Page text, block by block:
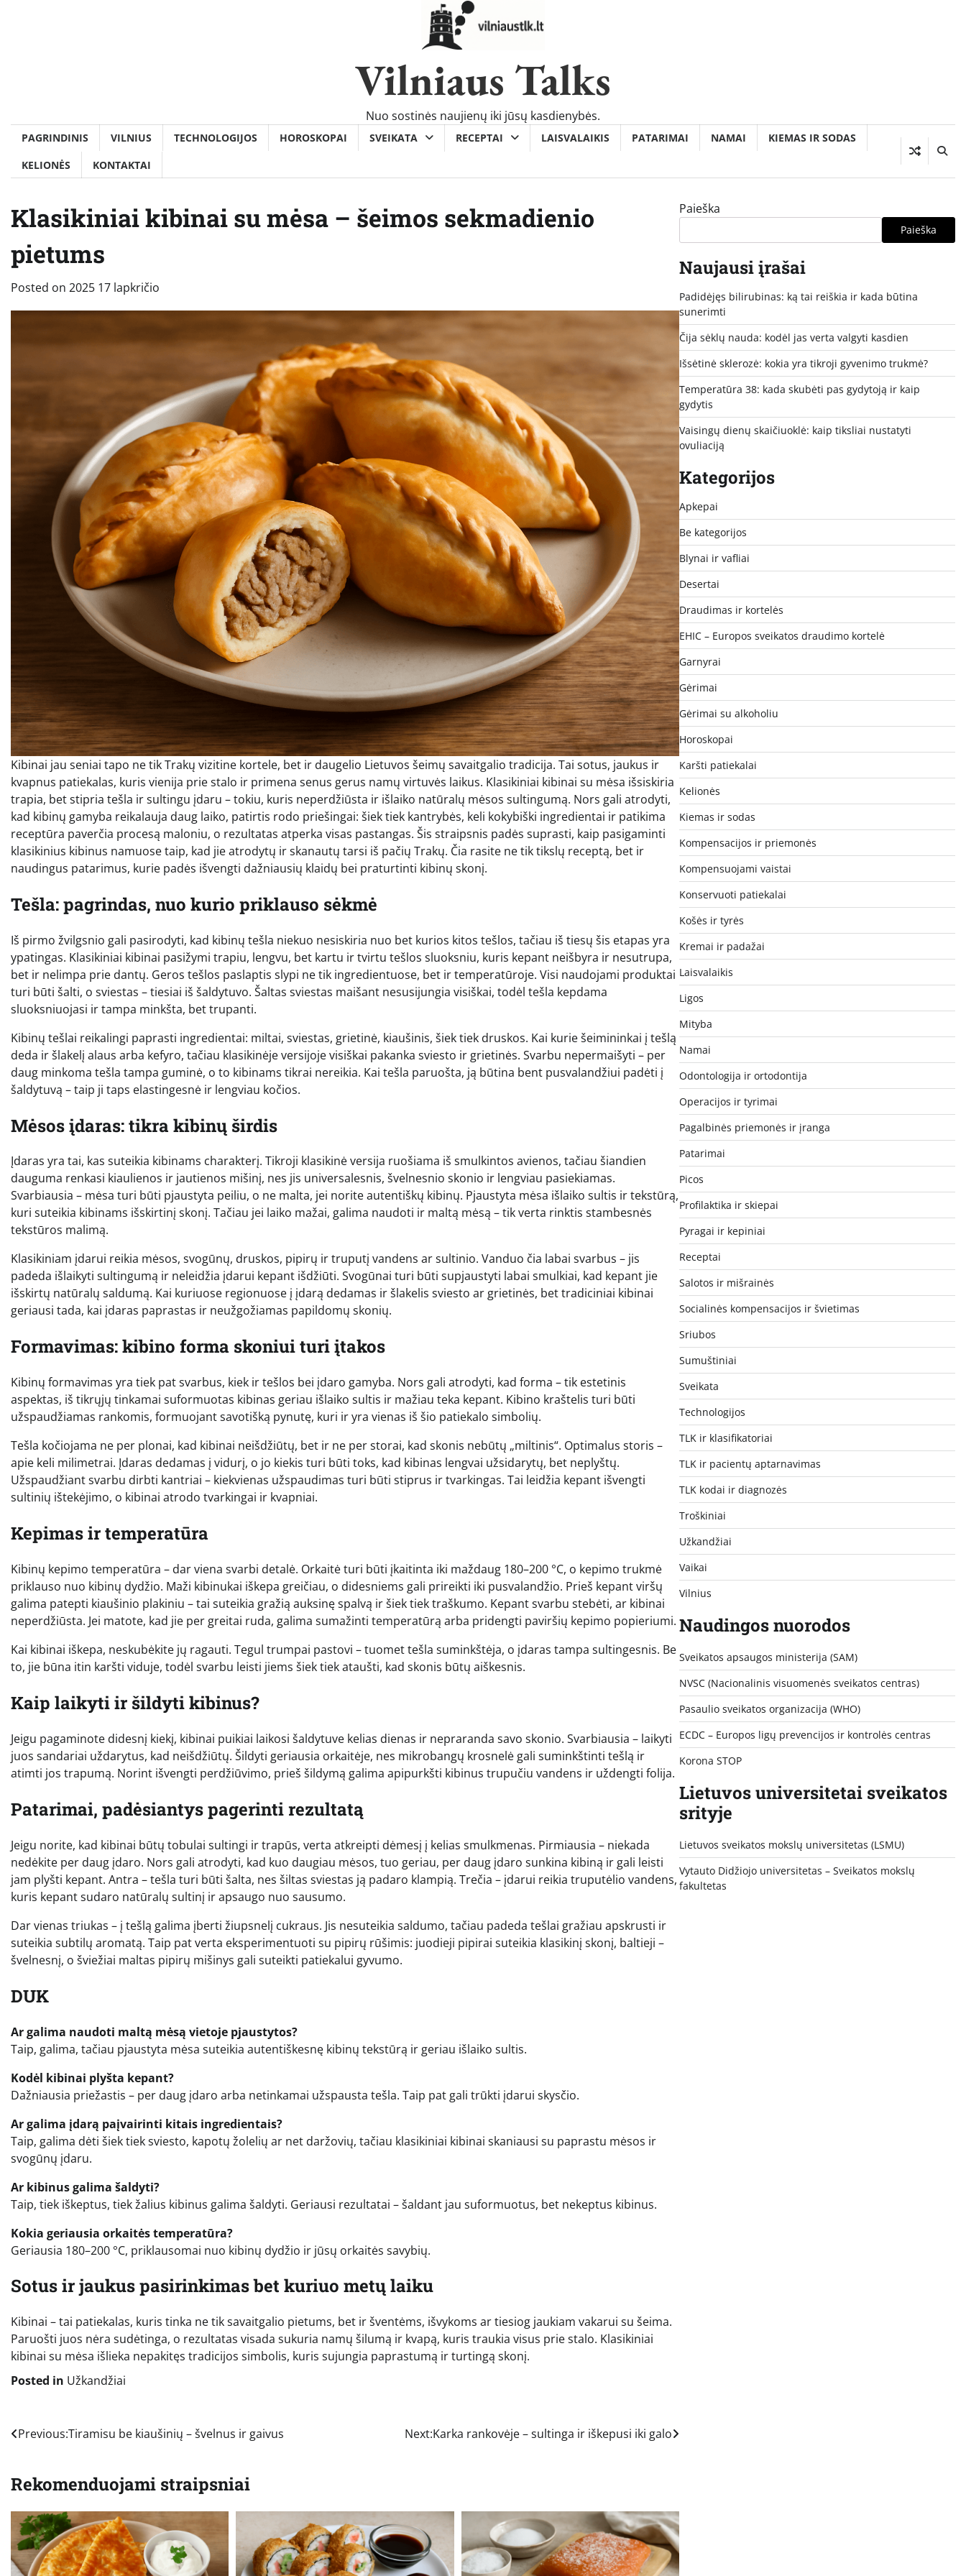
Vilniaus Talks
Nuo sostinės naujienų iki jūsų kasdienybės.
PAGRINDINIS VILNIUS TECHNOLOGIJOS HOROSKOPAI SVEIKATA RECEPTAI LAISVALAIKIS PATARIMAI NAMAI
KIEMAS IR SODAS
KELIONĖS
KONTAKTAI
Klasikiniai kibinai su mėsa – šeimos sekmadienio
pietums
Posted on 2025 17 lapkričio
Kibinai jau seniai tapo ne tik Trakų vizitine kortele, bet ir daugelio Lietuvos šeimų savaitgalio tradicija. Tai sotus, jaukus ir
kvapnus patiekalas, kuris vienija prie stalo ir primena senus gerus namų virtuvės laikus. Klasikiniai kibinai su mėsa išsiskiria
trapia, bet stipria tešla ir sultingu įdaru – tokiu, kuris neperdžiūsta ir išlaiko natūralų mėsos sultingumą. Nors gali atrodyti,
kad kibinų gamyba reikalauja daug laiko, patirtis rodo priešingai: šiek tiek kantrybės, keli kokybiški ingredientai ir patikima
receptūra paverčia procesą maloniu, o rezultatas atperka visas pastangas. Šis straipsnis padės suprasti, kaip pasigaminti
klasikinius kibinus namuose taip, kad jie atrodytų ir skanautų tarsi iš pačių Trakų. Čia rasite ne tik tikslų receptą, bet ir
naudingus patarimus, kurie padės išvengti dažniausių klaidų bei praturtinti kibinų skonį.
Tešla: pagrindas, nuo kurio priklauso sėkmė
Iš pirmo žvilgsnio gali pasirodyti, kad kibinų tešla niekuo nesiskiria nuo bet kurios kitos tešlos, tačiau iš tiesų šis etapas yra
ypatingas. Klasikiniai kibinai pasižymi trapiu, lengvu, bet kartu ir tvirtu tešlos sluoksniu, kuris kepant neišbyra ir nesutrupa,
bet ir nelimpa prie dantų. Geros tešlos paslaptis slypi ne tik ingredientuose, bet ir temperatūroje. Visi naudojami produktai
turi būti šalti, o sviestas – tiesiai iš šaldytuvo. Šaltas sviestas maišant nesusijungia visiškai, todėl tešla kepdama
sluoksniuojasi ir tampa minkšta, bet trupanti.
Kibinų tešlai reikalingi paprasti ingredientai: miltai, sviestas, grietinė, kiaušinis, šiek tiek druskos. Kai kurie šeimininkai į tešlą
deda ir šlakelį alaus arba kefyro, tačiau klasikinėje versijoje visiškai pakanka sviesto ir grietinės. Svarbu nepermaišyti – per
daug minkoma tešla tampa guminė, o to kibinams tikrai nereikia. Kai tešla paruošta, ją būtina bent pusvalandžiui padėti į
šaldytuvą – taip ji taps elastingesnė ir lengviau kočios.
Mėsos įdaras: tikra kibinų širdis
Įdaras yra tai, kas suteikia kibinams charakterį. Tikroji klasikinė versija ruošiama iš smulkintos avienos, tačiau šiandien
dauguma renkasi kiaulienos ir jautienos mišinį, nes jis universalesnis, švelnesnio skonio ir lengviau pasiekiamas.
Svarbiausia – mėsa turi būti pjaustyta peiliu, o ne malta, jei norite autentiškų kibinų. Pjaustyta mėsa išlaiko sultis ir tekstūrą,
kuri suteikia kibinams išskirtinį skonį. Tačiau jei laiko mažai, galima naudoti ir maltą mėsą – tik verta rinktis stambesnės
tekstūros malimą.
Klasikiniam įdarui reikia mėsos, svogūnų, druskos, pipirų ir truputį vandens ar sultinio. Vanduo čia labai svarbus – jis
padeda išlaikyti sultingumą ir neleidžia įdarui kepant išdžiūti. Svogūnai turi būti supjaustyti labai smulkiai, kad kepant jie
išskirtų natūralų saldumą. Kai kuriuose regionuose į įdarą dedamas ir šlakelis sviesto ar grietinės, bet tradiciniai kibinai
geriausi tada, kai įdaras paprastas ir neužgožiamas papildomų skonių.
Formavimas: kibino forma skoniui turi įtakos
Kibinų formavimas yra tiek pat svarbus, kiek ir tešlos bei įdaro gamyba. Nors gali atrodyti, kad forma – tik estetinis
aspektas, iš tikrųjų tinkamai suformuotas kibinas geriau išlaiko sultis ir mažiau teka kepant. Kibino kraštelis turi būti
užspaudžiamas rankomis, formuojant savotišką pynutę, kuri ir yra vienas iš šio patiekalo simbolių.
Tešla kočiojama ne per plonai, kad kibinai neišdžiūtų, bet ir ne per storai, kad skonis nebūtų „miltinis“. Optimalus storis –
apie keli milimetrai. Įdaras dedamas į vidurį, o jo kiekis turi būti toks, kad kibinas lengvai užsidarytų, bet neplyštų.
Užspaudžiant svarbu dirbti kantriai – kiekvienas užspaudimas turi būti stiprus ir tvarkingas. Tai leidžia kepant išvengti
sultinių ištekėjimo, o kibinai atrodo tvarkingai ir kvapniai.
Kepimas ir temperatūra
Kibinų kepimo temperatūra – dar viena svarbi detalė. Orkaitė turi būti įkaitinta iki maždaug 180–200 °C, o kepimo trukmė
priklauso nuo kibinų dydžio. Maži kibinukai iškepa greičiau, o didesniems gali prireikti iki pusvalandžio. Prieš kepant viršų
galima patepti kiaušinio plakiniu – tai suteikia gražią auksinę spalvą ir šiek tiek traškumo. Kepant svarbu stebėti, ar kibinai
neperdžiūsta. Jei matote, kad jie per greitai ruda, galima sumažinti temperatūrą arba pridengti paviršių kepimo popieriumi.
Kai kibinai iškepa, neskubėkite jų ragauti. Tegul trumpai pastovi – tuomet tešla suminkštėja, o įdaras tampa sultingesnis. Be
to, jie būna itin karšti viduje, todėl svarbu leisti jiems šiek tiek ataušti, kad skonis būtų aiškesnis.
Kaip laikyti ir šildyti kibinus?
Jeigu pagaminote didesnį kiekį, kibinai puikiai laikosi šaldytuve kelias dienas ir nepraranda savo skonio. Svarbiausia – laikyti
juos sandariai uždarytus, kad neišdžiūtų. Šildyti geriausia orkaitėje, nes mikrobangų krosnelė gali suminkštinti tešlą ir
atimti jos trapumą. Norint išvengti perdžiūvimo, prieš šildymą galima apipurkšti kibinus trupučiu vandens ir uždengti folija.
Patarimai, padėsiantys pagerinti rezultatą
Jeigu norite, kad kibinai būtų tobulai sultingi ir trapūs, verta atkreipti dėmesį į kelias smulkmenas. Pirmiausia – niekada
nedėkite per daug įdaro. Nors gali atrodyti, kad kuo daugiau mėsos, tuo geriau, per daug įdaro sunkina kibiną ir gali leisti
jam plyšti kepant. Antra – tešla turi būti šalta, nes šiltas sviestas ją padaro klampią. Trečia – įdarui reikia truputėlio vandens,
kuris kepant sudaro natūralų sultinį ir apsaugo nuo sausumo.
Dar vienas triukas – į tešlą galima įberti žiupsnelį cukraus. Jis nesuteikia saldumo, tačiau padeda tešlai gražiau apskrusti ir
suteikia subtilų aromatą. Taip pat verta eksperimentuoti su pipirų rūšimis: juodieji pipirai suteikia klasikinį skonį, baltieji –
švelnesnį, o šviežiai maltas pipirų mišinys gali suteikti patiekalui gyvumo.
DUK
Ar galima naudoti maltą mėsą vietoje pjaustytos?
Taip, galima, tačiau pjaustyta mėsa suteikia autentiškesnę kibinų tekstūrą ir geriau išlaiko sultis.
Kodėl kibinai plyšta kepant?
Dažniausia priežastis – per daug įdaro arba netinkamai užspausta tešla. Taip pat gali trūkti įdarui skysčio.
Ar galima įdarą paįvairinti kitais ingredientais?
Taip, galima dėti šiek tiek sviesto, kapotų žolelių ar net daržovių, tačiau klasikiniai kibinai skaniausi su paprastu mėsos ir
svogūnų įdaru.
Ar kibinus galima šaldyti?
Taip, tiek iškeptus, tiek žalius kibinus galima šaldyti. Geriausi rezultatai – šaldant jau suformuotus, bet nekeptus kibinus.
Kokia geriausia orkaitės temperatūra?
Geriausia 180–200 °C, priklausomai nuo kibinų dydžio ir jūsų orkaitės savybių.
Sotus ir jaukus pasirinkimas bet kuriuo metų laiku
Kibinai – tai patiekalas, kuris tinka ne tik savaitgalio pietums, bet ir šventėms, išvykoms ar tiesiog jaukiam vakarui su šeima.
Paruošti juos nėra sudėtinga, o rezultatas visada sukuria namų šilumą ir kvapą, kuris traukia visus prie stalo. Klasikiniai
kibinai su mėsa išlieka nepakitęs tradicijos simbolis, kuris sujungia paprastumą ir turtingą skonį.
Posted in Užkandžiai
Navigacija
įrašų
Previous:Tiramisu be kiaušinių – švelnus ir gaivus Next:Karka rankovėje – sultinga ir iškepusi iki galo
Rekomenduojami straipsniai
Paieška
Paieška
Naujausi įrašai
Padidėjęs bilirubinas: ką tai reiškia ir kada būtina
sunerimti
Čija sėklų nauda: kodėl jas verta valgyti kasdien
Išsėtinė sklerozė: kokia yra tikroji gyvenimo trukmė?
Temperatūra 38: kada skubėti pas gydytoją ir kaip
gydytis
Vaisingų dienų skaičiuoklė: kaip tiksliai nustatyti
ovuliaciją
Kategorijos
Apkepai
Be kategorijos
Blynai ir vafliai
Desertai
Draudimas ir kortelės
EHIC – Europos sveikatos draudimo kortelė
Garnyrai
Gėrimai
Gėrimai su alkoholiu
Horoskopai
Karšti patiekalai
Kelionės
Kiemas ir sodas
Kompensacijos ir priemonės
Kompensuojami vaistai
Konservuoti patiekalai
Košės ir tyrės
Kremai ir padažai
Laisvalaikis
Ligos
Mityba
Namai
Odontologija ir ortodontija
Operacijos ir tyrimai
Pagalbinės priemonės ir įranga
Patarimai
Picos
Profilaktika ir skiepai
Pyragai ir kepiniai
Receptai
Salotos ir mišrainės
Socialinės kompensacijos ir švietimas
Sriubos
Sumuštiniai
Sveikata
Technologijos
TLK ir klasifikatoriai
TLK ir pacientų aptarnavimas
TLK kodai ir diagnozės
Troškiniai
Užkandžiai
Vaikai
Vilnius
Naudingos nuorodos
Sveikatos apsaugos ministerija (SAM)
NVSC (Nacionalinis visuomenės sveikatos centras)
Pasaulio sveikatos organizacija (WHO)
ECDC – Europos ligų prevencijos ir kontrolės centras
Korona STOP
Lietuvos universitetai sveikatos
srityje
Lietuvos sveikatos mokslų universitetas (LSMU)
Vytauto Didžiojo universitetas – Sveikatos mokslų
fakultetas